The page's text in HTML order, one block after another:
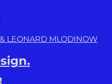
LEONARD MLODINOW